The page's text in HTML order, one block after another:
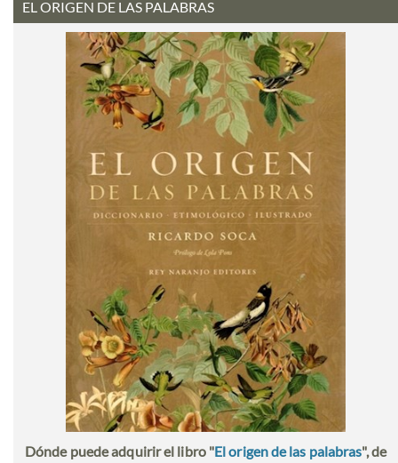
EL ORIGEN DE LAS PALABRAS
Dónde puede adquirir el libro "El origen de las palabras", de